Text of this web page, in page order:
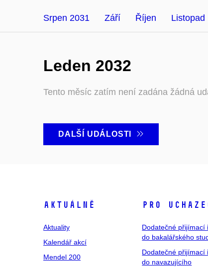
Srpen 2031 Září Říjen Listopad
Leden 2032
Tento měsíc zatím není zadána žádná
DALŠÍ UDÁLOSTI
Aktuálně
Aktuality
Kalendář akcí
Mendel 200
Pro
Dodatečné přijímací
do bakalářského
Dodatečné přijímací
do navazujícího